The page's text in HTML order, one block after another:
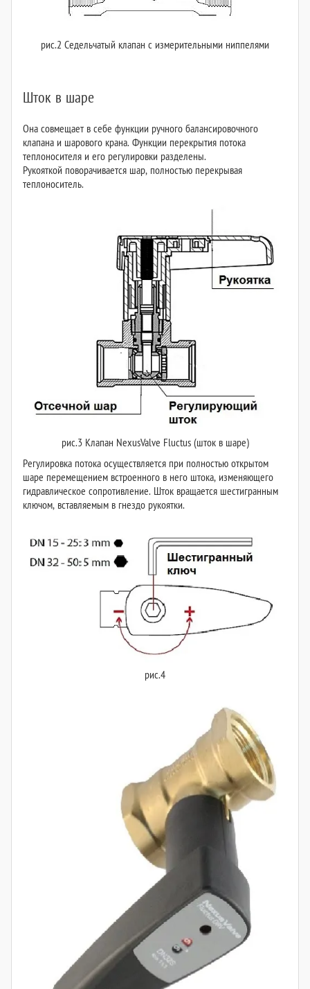
рис.2 Седельчатый клапан с измерительными ниппелями
Шток в шаре
Она совмещает в себе функции ручного балансировочного
клапана и шарового крана. Функции перекрытия потока
теплоносителя и его регулировки разделены.
Рукояткой поворачивается шар, полностью перекрывая
теплоноситель.
рис.3 Клапан NexusValve Fluctus (шток в шаре)
Регулировка потока осуществляется при полностью открытом
шаре перемещением встроенного в него штока, изменяющего
гидравлическое сопротивление. Шток вращается шестигранным
ключом, вставляемым в гнездо рукоятки.
рис.4